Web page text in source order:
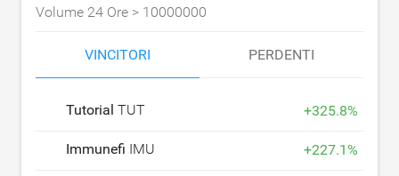
Volume 24 Ore > 10000000
VINCITORI PERDENTI
Tutorial TUT +325.8%
Immunefi IMU +227.1%